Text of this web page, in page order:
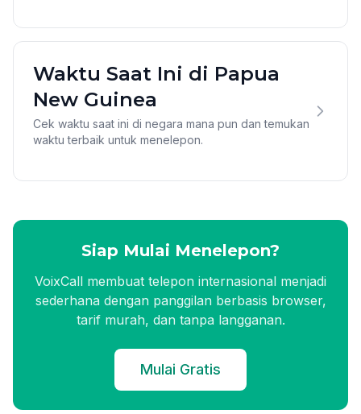
Waktu Saat Ini di Papua
New Guinea
Cek waktu saat ini di negara mana pun dan temukan
waktu terbaik untuk menelepon.
Siap Mulai Menelepon?
VoixCall membuat telepon internasional menjadi
sederhana dengan panggilan berbasis browser,
tarif murah, dan tanpa langganan.
Mulai Gratis